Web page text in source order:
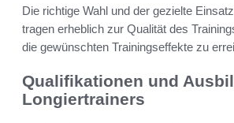
Die richtige Wahl und der gezielte
tragen erheblich zur Qualität des
die gewünschten Trainingseffekte zu
Qualifikationen und
Longiertrainers